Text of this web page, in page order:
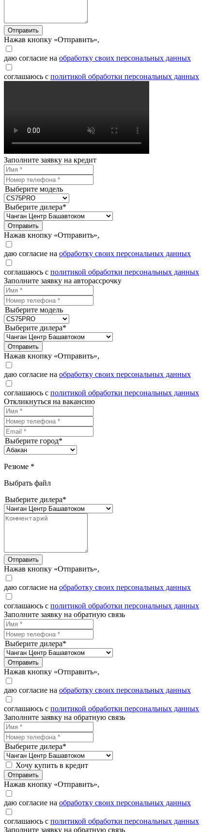
Отправить
Нажав кнопку «Отправить»,
даю согласие на обработку своих персональных данных
соглашаюсь с политикой обработки персональных данных
Заполните заявку на кредит
Выберите модель
Выберите дилера*
Отправить
Нажав кнопку «Отправить»,
даю согласие на обработку своих персональных данных
соглашаюсь с политикой обработки персональных данных
Заполните заявку на авторассрочку
Выберите модель
Выберите дилера*
Отправить
Нажав кнопку «Отправить»,
даю согласие на обработку своих персональных данных
соглашаюсь с политикой обработки персональных данных
Откликнуться на вакансию
Выберите город*
Резюме *
Выбрать файл
Выберите дилера*
Отправить
Нажав кнопку «Отправить»,
даю согласие на обработку своих персональных данных
соглашаюсь с политикой обработки персональных данных
Заполните заявку на обратную связь
Выберите дилера*
Отправить
Нажав кнопку «Отправить»,
даю согласие на обработку своих персональных данных
соглашаюсь с политикой обработки персональных данных
Заполните заявку на обратную связь
Выберите дилера*
Хочу купить в кредит
Отправить
Нажав кнопку «Отправить»,
даю согласие на обработку своих персональных данных
соглашаюсь с политикой обработки персональных данных
Заполните заявку на обратную связь